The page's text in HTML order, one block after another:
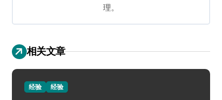
理。
相关文章
经验 经验